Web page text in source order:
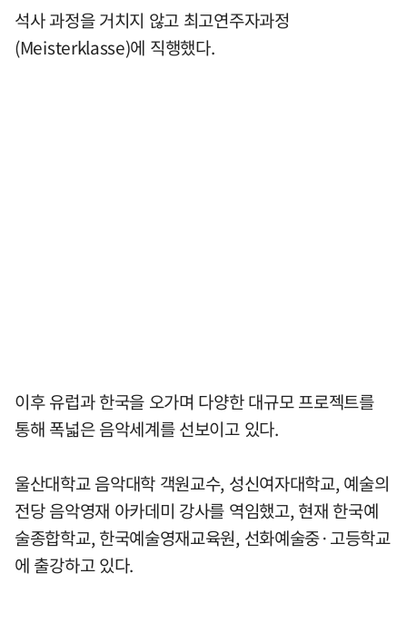
석사 과정을 거치지 않고 최고연주자과정
(Meisterklasse)에 직행했다.
이후 유럽과 한국을 오가며 다양한 대규모 프로젝트를
통해 폭넓은 음악세계를 선보이고 있다.
울산대학교 음악대학 객원교수, 성신여자대학교, 예술의
전당 음악영재 아카데미 강사를 역임했고, 현재 한국예
술종합학교, 한국예술영재교육원, 선화예술중·고등학교
에 출강하고 있다.